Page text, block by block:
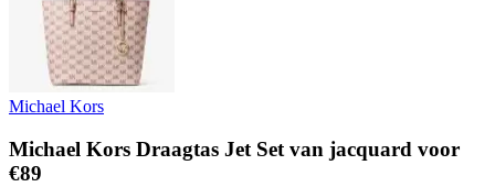
Michael Kors
Michael Kors Draagtas Jet Set van jacquard voor
€89